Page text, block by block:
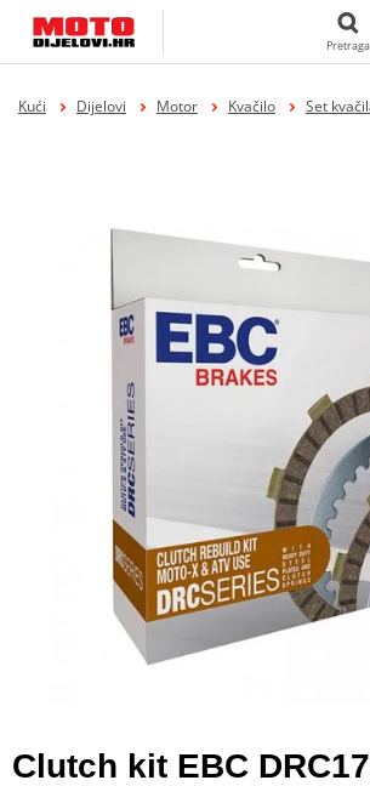
Pretraga
Kući Dijelovi Motor Kvačilo
Set
Clutch kit EBC